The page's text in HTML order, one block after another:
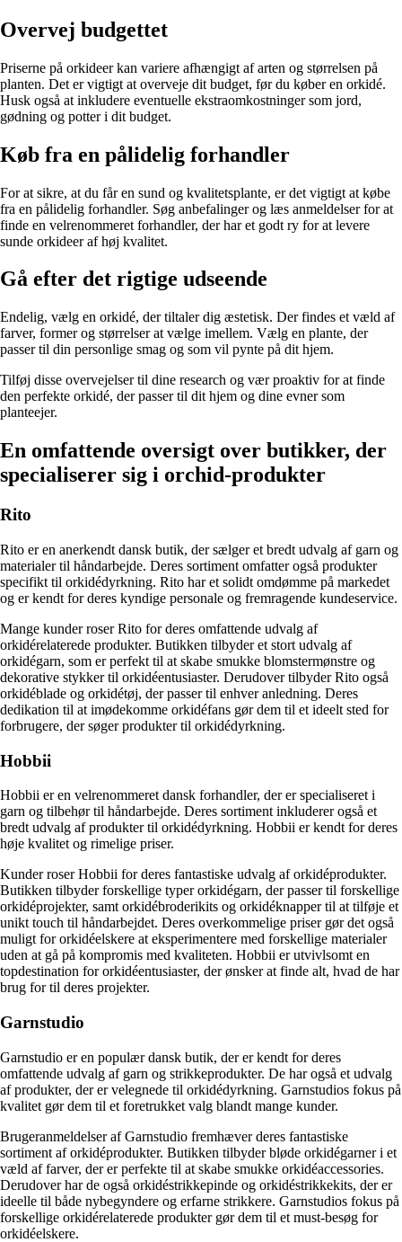
Overvej budgettet
Priserne på orkideer kan variere afhængigt af arten og størrelsen på
planten. Det er vigtigt at overveje dit budget, før du køber en orkidé.
Husk også at inkludere eventuelle ekstraomkostninger som jord,
gødning og potter i dit budget.
Køb fra en pålidelig forhandler
For at sikre, at du får en sund og kvalitetsplante, er det vigtigt at købe
fra en pålidelig forhandler. Søg anbefalinger og læs anmeldelser for at
finde en velrenommeret forhandler, der har et godt ry for at levere
sunde orkideer af høj kvalitet.
Gå efter det rigtige udseende
Endelig, vælg en orkidé, der tiltaler dig æstetisk. Der findes et væld af
farver, former og størrelser at vælge imellem. Vælg en plante, der
passer til din personlige smag og som vil pynte på dit hjem.
Tilføj disse overvejelser til dine research og vær proaktiv for at finde
den perfekte orkidé, der passer til dit hjem og dine evner som
planteejer.
En omfattende oversigt over butikker, der
specialiserer sig i orchid-produkter
Rito
Rito er en anerkendt dansk butik, der sælger et bredt udvalg af garn og
materialer til håndarbejde. Deres sortiment omfatter også produkter
specifikt til orkidédyrkning. Rito har et solidt omdømme på markedet
og er kendt for deres kyndige personale og fremragende kundeservice.
Mange kunder roser Rito for deres omfattende udvalg af
orkidérelaterede produkter. Butikken tilbyder et stort udvalg af
orkidégarn, som er perfekt til at skabe smukke blomstermønstre og
dekorative stykker til orkidéentusiaster. Derudover tilbyder Rito også
orkidéblade og orkidétøj, der passer til enhver anledning. Deres
dedikation til at imødekomme orkidéfans gør dem til et ideelt sted for
forbrugere, der søger produkter til orkidédyrkning.
Hobbii
Hobbii er en velrenommeret dansk forhandler, der er specialiseret i
garn og tilbehør til håndarbejde. Deres sortiment inkluderer også et
bredt udvalg af produkter til orkidédyrkning. Hobbii er kendt for deres
høje kvalitet og rimelige priser.
Kunder roser Hobbii for deres fantastiske udvalg af orkidéprodukter.
Butikken tilbyder forskellige typer orkidégarn, der passer til forskellige
orkidéprojekter, samt orkidébroderikits og orkidéknapper til at tilføje et
unikt touch til håndarbejdet. Deres overkommelige priser gør det også
muligt for orkidéelskere at eksperimentere med forskellige materialer
uden at gå på kompromis med kvaliteten. Hobbii er utvivlsomt en
topdestination for orkidéentusiaster, der ønsker at finde alt, hvad de har
brug for til deres projekter.
Garnstudio
Garnstudio er en populær dansk butik, der er kendt for deres
omfattende udvalg af garn og strikkeprodukter. De har også et udvalg
af produkter, der er velegnede til orkidédyrkning. Garnstudios fokus på
kvalitet gør dem til et foretrukket valg blandt mange kunder.
Brugeranmeldelser af Garnstudio fremhæver deres fantastiske
sortiment af orkidéprodukter. Butikken tilbyder bløde orkidégarner i et
væld af farver, der er perfekte til at skabe smukke orkidéaccessories.
Derudover har de også orkidéstrikkepinde og orkidéstrikkekits, der er
ideelle til både nybegyndere og erfarne strikkere. Garnstudios fokus på
forskellige orkidérelaterede produkter gør dem til et must-besøg for
orkidéelskere.